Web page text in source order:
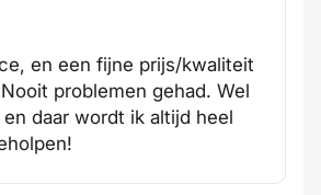
en een fijne prijs/kwaliteit
problemen gehad. Wel
daar wordt ik altijd heel